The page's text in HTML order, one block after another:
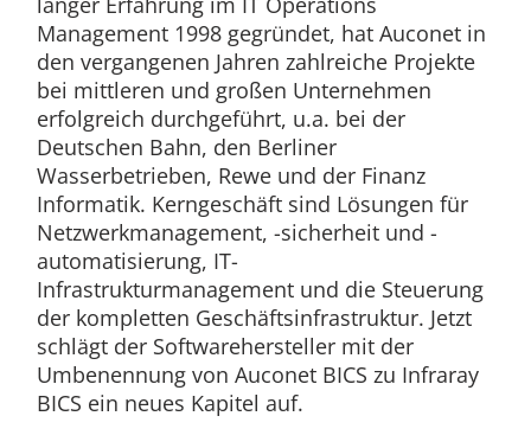
Management 1998 gegründet, hat Auconet in
den vergangenen Jahren zahlreiche Projekte
bei mittleren und großen Unternehmen
erfolgreich durchgeführt, u.a. bei der
Deutschen Bahn, den Berliner
Wasserbetrieben, Rewe und der Finanz
Informatik. Kerngeschäft sind Lösungen für
Netzwerkmanagement, -sicherheit und -
automatisierung, IT-
Infrastrukturmanagement und die Steuerung
der kompletten Geschäftsinfrastruktur. Jetzt
schlägt der Softwarehersteller mit der
Umbenennung von Auconet BICS zu Infraray
BICS ein neues Kapitel auf.